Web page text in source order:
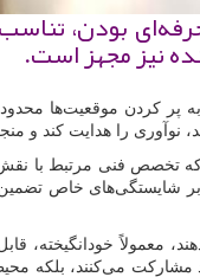
بودن،
نیز مجهز است.
پر کردن موقعیت‌ها محدود
را هدایت کند و
که تخصص فنی مرتبط با
بر شایستگی‌های خاص
خودانگیخته، قابل
می‌کنند، بلکه